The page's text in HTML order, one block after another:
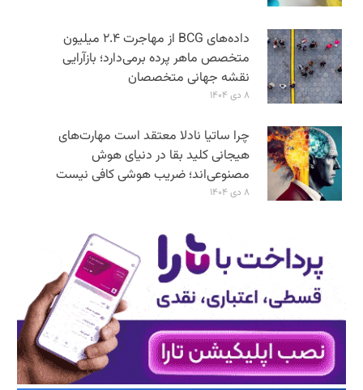
داده‌های BCG از مهاجرت ۲.۴ میلیون
متخصص ماهر پرده برمی‌دارد؛ بازآرایی
نقشه جهانی متخصصان
۸ دی ۱۴۰۴
چرا ساتیا نادلا معتقد است مهارت‌های
هیجانی کلید بقا در دنیای هوش
مصنوعی‌اند؛ ضریب هوشی کافی نیست
۸ دی ۱۴۰۴